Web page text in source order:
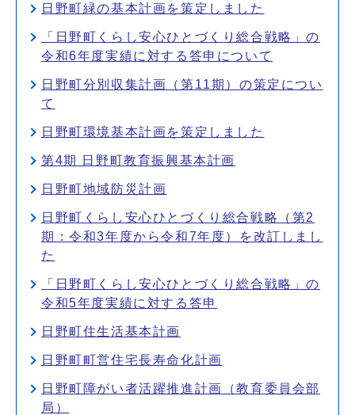
日野町緑の基本計画を策定しました
「日野町くらし安心ひとづくり総合戦略」の
令和6年度実績に対する答申について
日野町分別収集計画（第11期）の策定につい
て
日野町環境基本計画を策定しました
第4期 日野町教育振興基本計画
日野町地域防災計画
日野町くらし安心ひとづくり総合戦略（第2
期：令和3年度から令和7年度）を改訂しまし
た
「日野町くらし安心ひとづくり総合戦略」の
令和5年度実績に対する答申
日野町住生活基本計画
日野町町営住宅長寿命化計画
日野町障がい者活躍推進計画（教育委員会部
局）